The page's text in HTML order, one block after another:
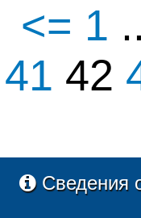
<= 1
41 42
Сведения